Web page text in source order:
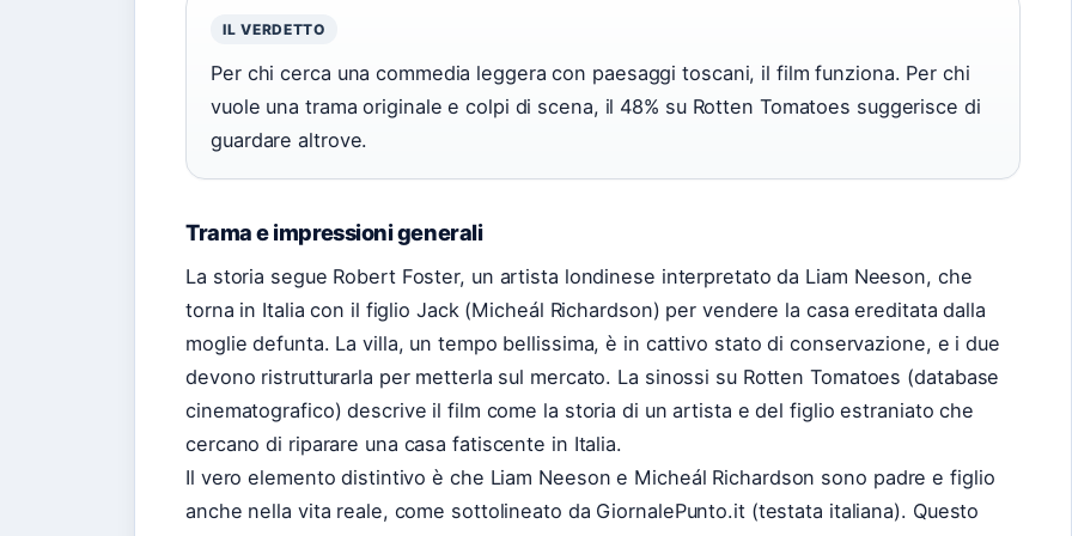
IL VERDETTO
Per chi cerca una commedia leggera con paesaggi toscani, il film funziona. Per chi
vuole una trama originale e colpi di scena, il 48% su Rotten Tomatoes suggerisce di
guardare altrove.
Trama e impressioni generali
La storia segue Robert Foster, un artista londinese interpretato da Liam Neeson, che
torna in Italia con il figlio Jack (Micheál Richardson) per vendere la casa ereditata dalla
moglie defunta. La villa, un tempo bellissima, è in cattivo stato di conservazione, e i due
devono ristrutturarla per metterla sul mercato. La sinossi su Rotten Tomatoes (database
cinematografico) descrive il film come la storia di un artista e del figlio estraniato che
cercano di riparare una casa fatiscente in Italia.
Il vero elemento distintivo è che Liam Neeson e Micheál Richardson sono padre e figlio
anche nella vita reale, come sottolineato da GiornalePunto.it (testata italiana). Questo